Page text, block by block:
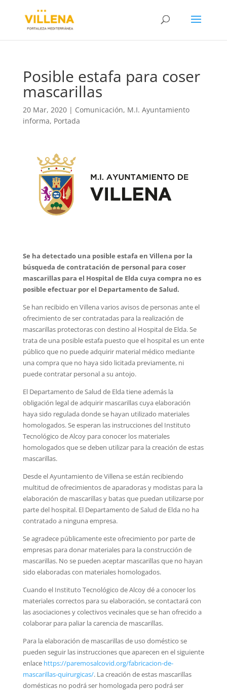
Posible estafa para coser
mascarillas
20 Mar, 2020| Comunicación, M.I. Ayuntamiento
informa, Portada
Se ha detectado una posible estafa en Villena por la
búsqueda de contratación de personal para coser
mascarillas para el Hospital de Elda cuya compra no es
posible efectuar por el Departamento de Salud.
Se han recibido en Villena varios avisos de personas ante el
ofrecimiento de ser contratadas para la realización de
mascarillas protectoras con destino al Hospital de Elda. Se
trata de una posible estafa puesto que el hospital es un ente
público que no puede adquirir material médico mediante
una compra que no haya sido licitada previamente, ni
puede contratar personal a su antojo.
El Departamento de Salud de Elda tiene además la
obligación legal de adquirir mascarillas cuya elaboración
haya sido regulada donde se hayan utilizado materiales
homologados. Se esperan las instrucciones del Instituto
Tecnológico de Alcoy para conocer los materiales
homologados que se deben utilizar para la creación de estas
mascarillas.
Desde el Ayuntamiento de Villena se están recibiendo
multitud de ofrecimientos de aparadoras y modistas para la
elaboración de mascarillas y batas que puedan utilizarse por
parte del hospital. El Departamento de Salud de Elda no ha
contratado a ninguna empresa.
Se agradece públicamente este ofrecimiento por parte de
empresas para donar materiales para la construcción de
mascarillas. No se pueden aceptar mascarillas que no hayan
sido elaboradas con materiales homologados.
Cuando el Instituto Tecnológico de Alcoy dé a conocer los
materiales correctos para su elaboración, se contactará con
las asociaciones y colectivos vecinales que se han ofrecido a
colaborar para paliar la carencia de mascarillas.
Para la elaboración de mascarillas de uso doméstico se
pueden seguir las instrucciones que aparecen en el siguiente
enlace https://paremosalcovid.org/fabricacion-de-
mascarillas-quirurgicas/. La creación de estas mascarillas
domésticas no podrá ser homologada pero podrá ser